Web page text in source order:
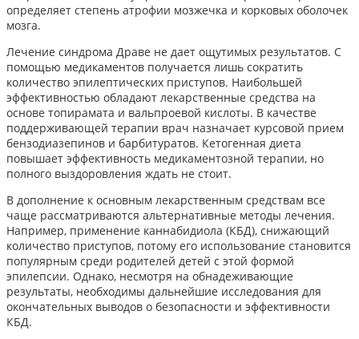
определяет степень атрофии мозжечка и корковых оболочек
мозга.
Лечение синдрома Драве не дает ощутимых результатов. С
помощью медикаментов получается лишь сократить
количество эпилептических приступов. Наибольшей
эффективностью обладают лекарственные средства на
основе топирамата и вальпроевой кислоты. В качестве
поддерживающей терапии врач назначает курсовой прием
бензодиазепинов и барбитуратов. Кетогенная диета
повышает эффективность медикаментозной терапии, но
полного выздоровления ждать не стоит.
В дополнение к основным лекарственным средствам все
чаще рассматриваются альтернативные методы лечения.
Например, применение каннабидиола (КБД), снижающий
количество приступов, потому его использование становится
популярным среди родителей детей с этой формой
эпилепсии. Однако, несмотря на обнадеживающие
результаты, необходимы дальнейшие исследования для
окончательных выводов о безопасности и эффективности
КБД.